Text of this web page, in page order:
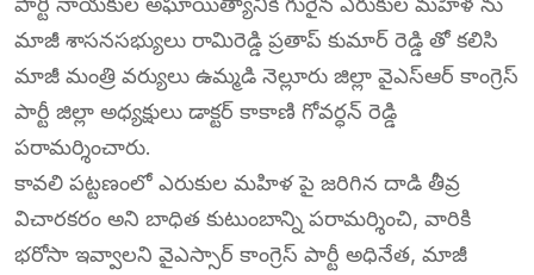
మాజీ శాసనసభ్యులు రామిరెడ్డి ప్రతాప్ కుమార్ రెడ్డి తో కలిసి
మాజీ మంత్రి వర్యులు ఉమ్మడి నెల్లూరు జిల్లా వైఎస్ఆర్ కాంగ్రెస్
పార్టీ జిల్లా అధ్యక్షులు డాక్టర్ కాకాణి గోవర్ధన్ రెడ్డి
పరామర్శించారు.
కావలి పట్టణంలో ఎరుకుల మహిళ పై జరిగిన దాడి తీవ్ర
విచారకరం అని బాధిత కుటుంబాన్ని పరామర్శించి, వారికి
భరోసా ఇవ్వాలని వైఎస్సార్ కాంగ్రెస్ పార్టీ అధినేత, మాజీ